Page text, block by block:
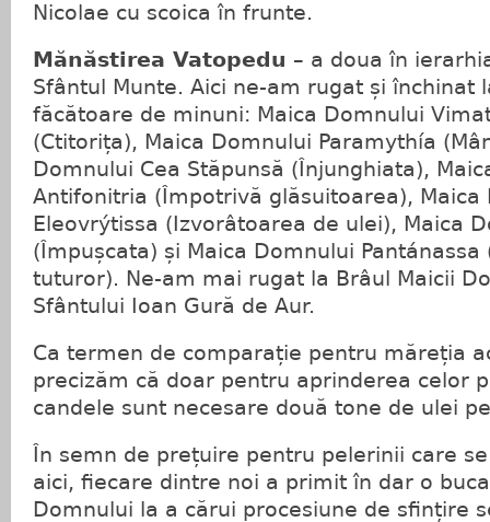
Nicolae cu scoica în frunte.
Mănăstirea Vatopedu – a doua în
Sfântul Munte. Aici ne-am rugat și închinat
făcătoare de minuni: Maica Domnului
(Ctitorița), Μaica Domnului Paramythía
Domnului Cea Stăpunsă (Înjunghiata),
Antifonitria (Împotrivă glăsuitoarea), Maica
Eleovrýtissa (Izvorâtoarea de ulei), Maica
(Împușcata) și Maica Domnului
tuturor). Ne-am mai rugat la Brâul Maicii
Sfântului Ioan Gură de Aur.
Ca termen de comparație pentru măreția
precizăm că doar pentru aprinderea celor
candele sunt necesare două tone de ulei
În semn de prețuire pentru pelerinii care
aici, fiecare dintre noi a primit în dar o
Domnului la a cărui procesiune de sfințire